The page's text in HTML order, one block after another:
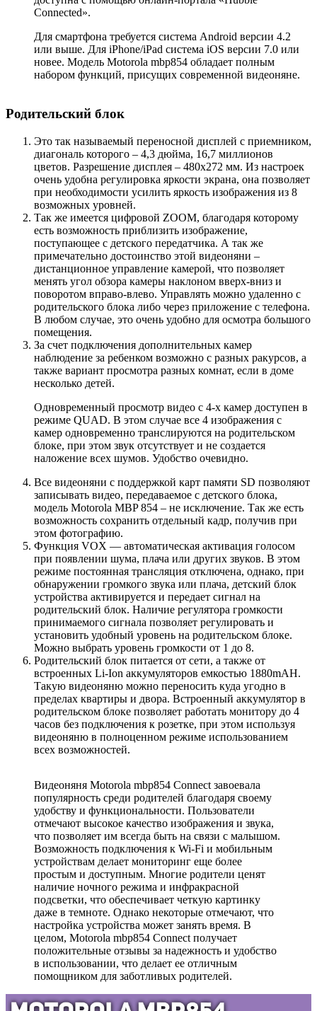
Connected».
Для смартфона требуется система Android версии 4.2
или выше. Для iPhone/iPad система iOS версии 7.0 или
новее. Модель Motorola mbp854 обладает полным
набором функций, присущих современной видеоняне.
Родительский блок
Это так называемый переносной дисплей с приемником,
диагональ которого – 4,3 дюйма, 16,7 миллионов
цветов. Разрешение дисплея – 480х272 мм. Из настроек
очень удобна регулировка яркости экрана, она позволяет
при необходимости усилить яркость изображения из 8
возможных уровней.
Так же имеется цифровой ZООМ, благодаря которому
есть возможность приблизить изображение,
поступающее с детского передатчика. А так же
примечательно достоинство этой видеоняни –
дистанционное управление камерой, что позволяет
менять угол обзора камеры наклоном вверх-вниз и
поворотом вправо-влево. Управлять можно удаленно с
родительского блока либо через приложение с телефона.
В любом случае, это очень удобно для осмотра большого
помещения.
За счет подключения дополнительных камер
наблюдение за ребенком возможно с разных ракурсов, а
также вариант просмотра разных комнат, если в доме
несколько детей.
Одновременный просмотр видео с 4-х камер доступен в
режиме QUAD. В этом случае все 4 изображения с
камер одновременно транслируются на родительском
блоке, при этом звук отсутствует и не создается
наложение всех шумов. Удобство очевидно.
Все видеоняни с поддержкой карт памяти SD позволяют
записывать видео, передаваемое с детского блока,
модель Motorola MBP 854 – не исключение. Так же есть
возможность сохранить отдельный кадр, получив при
этом фотографию.
Функция VOX — автоматическая активация голосом
при появлении шума, плача или других звуков. В этом
режиме постоянная трансляция отключена, однако, при
обнаружении громкого звука или плача, детский блок
устройства активируется и передает сигнал на
родительский блок. Наличие регулятора громкости
принимаемого сигнала позволяет регулировать и
установить удобный уровень на родительском блоке.
Можно выбрать уровень громкости от 1 до 8.
Родительский блок питается от сети, а также от
встроенных Li-Ion аккумуляторов емкостью 1880mAH.
Такую видеоняню можно переносить куда угодно в
пределах квартиры и двора. Встроенный аккумулятор в
родительском блоке позволяет работать монитору до 4
часов без подключения к розетке, при этом используя
видеоняню в полноценном режиме использованием
всех возможностей.
Видеоняня Motorola mbp854 Connect завоевала
популярность среди родителей благодаря своему
удобству и функциональности. Пользователи
отмечают высокое качество изображения и звука,
что позволяет им всегда быть на связи с малышом.
Возможность подключения к Wi-Fi и мобильным
устройствам делает мониторинг еще более
простым и доступным. Многие родители ценят
наличие ночного режима и инфракрасной
подсветки, что обеспечивает четкую картинку
даже в темноте. Однако некоторые отмечают, что
настройка устройства может занять время. В
целом, Motorola mbp854 Connect получает
положительные отзывы за надежность и удобство
в использовании, что делает ее отличным
помощником для заботливых родителей.